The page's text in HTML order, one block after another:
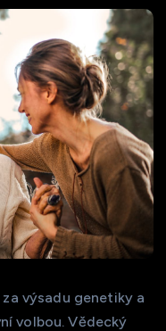
výsadu genetiky a
volbou. Vědecký